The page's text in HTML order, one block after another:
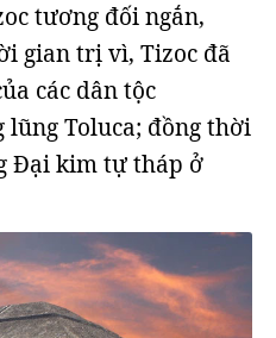
tương đối ngắn,
gian trị vì, Tizoc đã
các dân tộc
Toluca; đồng thời
Đại kim tự tháp ở